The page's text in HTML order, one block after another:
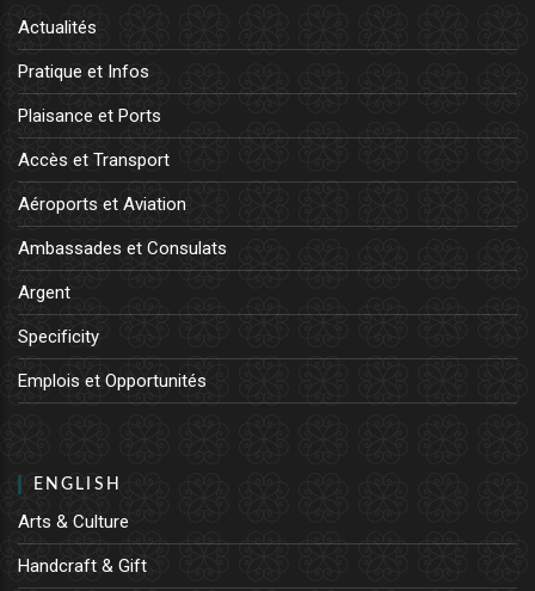
Actualités
Pratique et Infos
Plaisance et Ports
Accès et Transport
Aéroports et Aviation
Ambassades et Consulats
Argent
Specificity
Emplois et Opportunités
ENGLISH
Arts & Culture
Handcraft & Gift